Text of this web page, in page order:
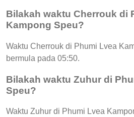
Bilakah waktu Cherrouk di
Kampong Speu?
Waktu Cherrouk di Phumi Lvea
bermula pada 05:50.
Bilakah waktu Zuhur di
Speu?
Waktu Zuhur di Phumi Lvea